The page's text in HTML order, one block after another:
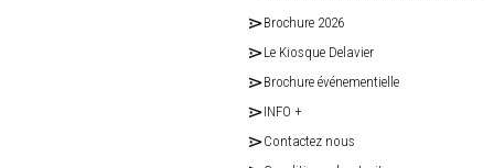
Brochure 2026
Le Kiosque Delavier
Brochure événementielle
INFO +
Contactez nous